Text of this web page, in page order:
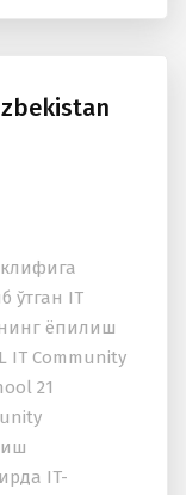
ўтган IT
ёпилиш
IT Community
21
IT-